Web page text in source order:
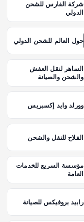
شركة الفارس للشحن
الدولي
حول العالم للشحن الدولي
الساهر لنقل العفش
والشحن والصيانة
وورلد وايد إكسبريس
الفلاح للنقل والشحن
مؤسسة السريع للخدمات
العامة
رابيد بروفيكس للصيانة